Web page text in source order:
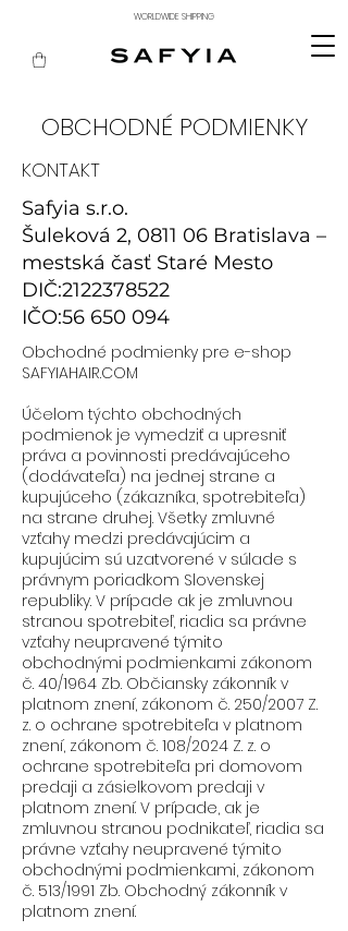
WORLDWIDE SHIPPING
OBCHODNÉ PODMIENKY
KONTAKT
Safyia s.r.o.
Šuleková 2, 0811 06 Bratislava –
mestská časť Staré Mesto
DIČ:2122378522
IČO:56 650 094
Obchodné podmienky pre e-shop
SAFYIAHAIR.COM
Účelom týchto obchodných
podmienok je vymedziť a upresniť
práva a povinnosti predávajúceho
(dodávateľa) na jednej strane a
kupujúceho (zákazníka, spotrebiteľa)
na strane druhej. Všetky zmluvné
vzťahy medzi predávajúcim a
kupujúcim sú uzatvorené v súlade s
právnym poriadkom Slovenskej
republiky. V prípade ak je zmluvnou
stranou spotrebiteľ, riadia sa právne
vzťahy neupravené týmito
obchodnými podmienkami zákonom
č. 40/1964 Zb. Občiansky zákonník v
platnom znení, zákonom č. 250/2007 Z.
z. o ochrane spotrebiteľa v platnom
znení, zákonom č. 108/2024 Z. z. o
ochrane spotrebiteľa pri domovom
predaji a zásielkovom predaji v
platnom znení. V prípade, ak je
zmluvnou stranou podnikateľ, riadia sa
právne vzťahy neupravené týmito
obchodnými podmienkami, zákonom
č. 513/1991 Zb. Obchodný zákonník v
platnom znení.